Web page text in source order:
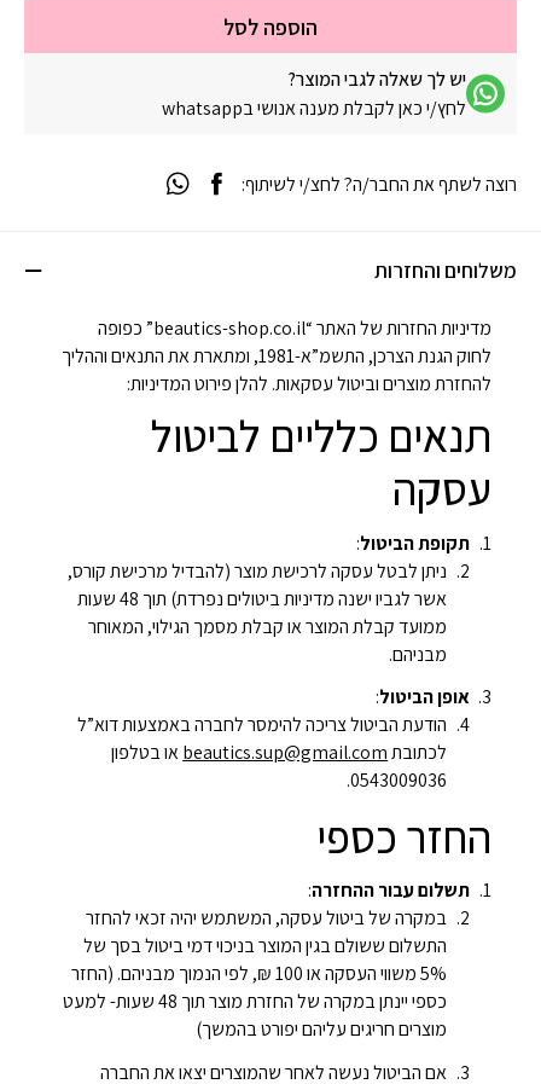
הוספה לסל
יש לך שאלה לגבי המוצר?
לחץ/י כאן לקבלת מענה אנושי בwhatsapp
משלוחים והחזרות
מדיניות החזרות של האתר “beautics-shop.co.il” כפופה
לחוק הגנת הצרכן, התשמ”א-1981, ומתארת את התנאים וההליך
להחזרת מוצרים וביטול עסקאות. להלן פירוט המדיניות:
תנאים כלליים לביטול
עסקה
תקופת הביטול:
ניתן לבטל עסקה לרכישת מוצר (להבדיל מרכישת קורס,
אשר לגביו ישנה מדיניות ביטולים נפרדת) תוך 48 שעות
ממועד קבלת המוצר או קבלת מסמך הגילוי, המאוחר
מבניהם.
אופן הביטול:
הודעת הביטול צריכה להימסר לחברה באמצעות דוא”ל
לכתובתbeautics.sup@gmail.comאו בטלפון
0543009036.
החזר כספי
תשלום עבור ההחזרה:
במקרה של ביטול עסקה, המשתמש יהיה זכאי להחזר
התשלום ששולם בגין המוצר בניכוי דמי ביטול בסך של
5% משווי העסקה או 100 ₪, לפי הנמוך מבניהם. (החזר
כספי יינתן במקרה של החזרת מוצר תוך 48 שעות- למעט
מוצרים חריגים עליהם יפורט בהמשך)
אם הביטול נעשה לאחר שהמוצרים יצאו את החברה
רוצה לשתף את החבר/ה? לחצ/י לשיתוף: